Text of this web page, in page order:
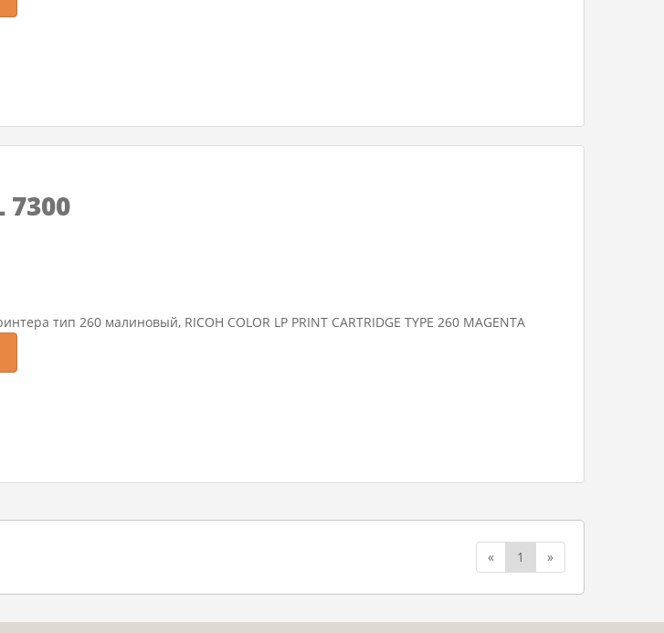
7300
тип 260 малиновый, RICOH COLOR LP PRINT CARTRIDGE TYPE 260 MAGENTA
« 1 »